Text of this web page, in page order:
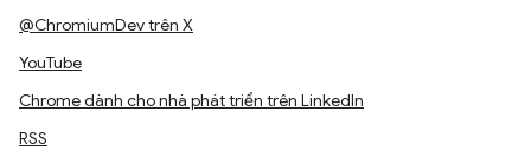
@ChromiumDev trên X
YouTube
Chrome dành cho nhà phát triển trên LinkedIn
RSS